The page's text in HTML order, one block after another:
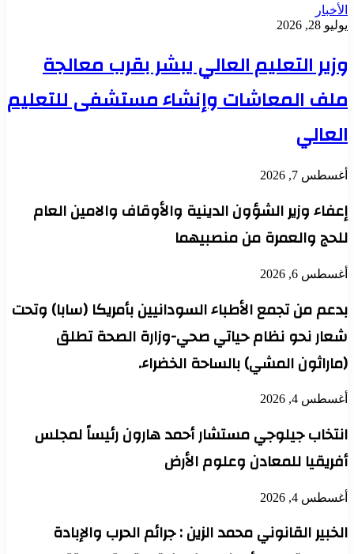
الأخبار
يوليو 28, 2026
وزير التعليم العالي يبشر بقرب معالجة
ملف المعاشات وإنشاء مستشفى للتعليم
العالي
أغسطس 7, 2026
إعفاء وزير الشؤون الدينية والأوقاف والامين العام
للحج والعمرة من منصبيهما
أغسطس 6, 2026
بدعم من تجمع الأطباء السودانيين بأمريكا (سابا) وتحت
شعار نحو نظام حياتي صحي-وزارة الصحة تطلق
(ماراثون المشي) بالساحة الخضراء.
أغسطس 4, 2026
انتخاب جيلوجي مستشار أحمد هارون رئيساً لمجلس
أفريقيا للمعادن وعلوم الأرض
أغسطس 4, 2026
الخبير القانوني محمد الزين : جرائم الحرب والإبادة